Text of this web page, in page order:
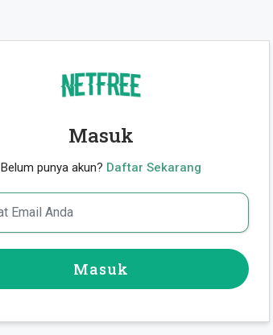
Masuk
Belum punya akun? Daftar Sekarang
Masuk